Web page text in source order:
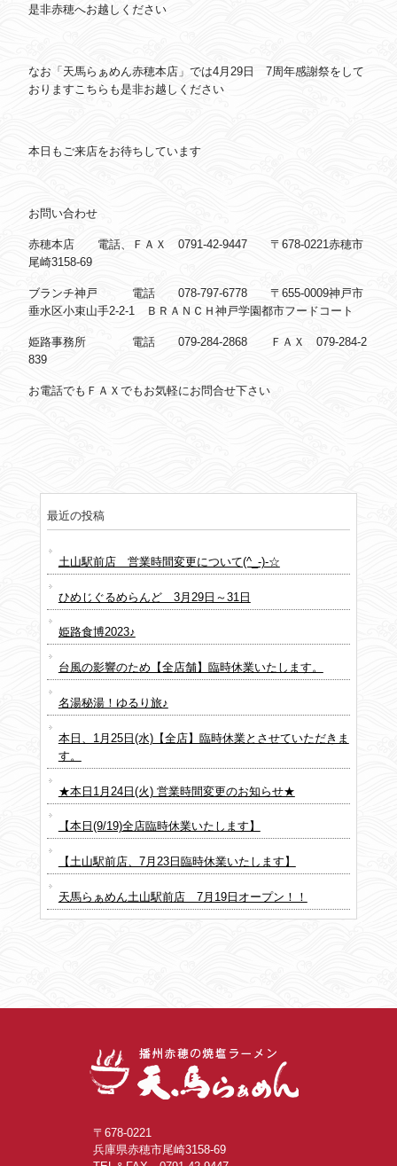
是非赤穂へお越しください
なお「天馬らぁめん赤穂本店」では4月29日 7周年感謝祭をして
おりますこちらも是非お越しください
本日もご来店をお待ちしています
お問い合わせ
赤穂本店 電話、ＦＡＸ 0791-42-9447 〒678-0221赤穂市
尾崎3158-69
ブランチ神戸 電話 078-797-6778 〒655-0009神戸市
垂水区小束山手2-2-1 ＢＲＡＮＣＨ神戸学園都市フードコート
姫路事務所 電話 079-284-2868 ＦＡＸ 079-284-2
839
お電話でもＦＡＸでもお気軽にお問合せ下さい
最近の投稿
土山駅前店 営業時間変更について(^_-)-☆
ひめじぐるめらんど 3月29日～31日
姫路食博2023♪
台風の影響のため【全店舗】臨時休業いたします。
名湯秘湯！ゆるり旅♪
本日、1月25日(水)【全店】臨時休業とさせていただきま
す。
★本日1月24日(火) 営業時間変更のお知らせ★
【本日(9/19)全店臨時休業いたします】
【土山駅前店、7月23日臨時休業いたします】
天馬らぁめん土山駅前店 7月19日オープン！！
〒678-0221
兵庫県赤穂市尾崎3158-69